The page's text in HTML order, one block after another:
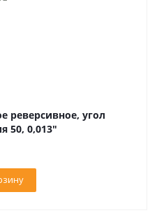
реверсивное, угол
50, 0,013"